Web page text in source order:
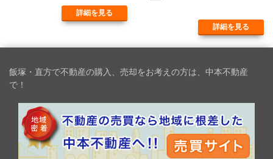
詳細を見る
詳細を見る
飯塚・直方で不動産の購入、売却をお考えの方は、中本不動産
で！